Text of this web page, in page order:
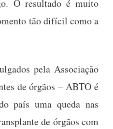
O resultado é muito
tão difícil como a
pela Associação
de órgãos – ABTO é
país uma queda nas
de órgãos com